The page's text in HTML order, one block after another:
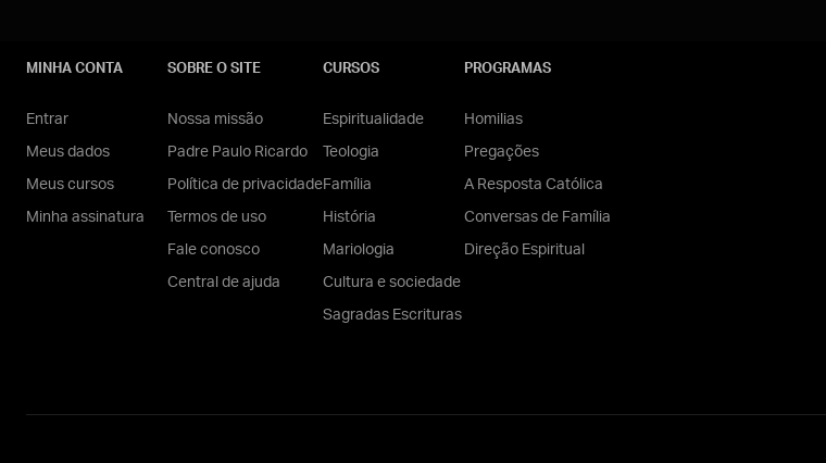
MINHA CONTA
Entrar
Meus dados
Meus cursos
Minha assinatura
SOBRE O SITE
Nossa missão
Padre Paulo Ricardo
Política de privacidade
Termos de uso
Fale conosco
Central de ajuda
CURSOS
Espiritualidade
Teologia
Família
História
Mariologia
Cultura e sociedade
Sagradas Escrituras
PROGRAMAS
Homilias
Pregações
A Resposta Católica
Conversas de Família
Direção Espiritual